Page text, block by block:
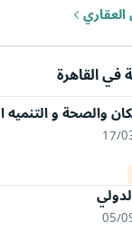
في القاهرة
والصحة و التنميه